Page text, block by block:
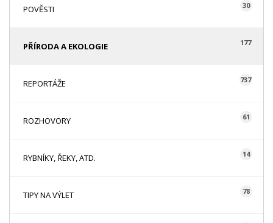
POVĚSTI 30
PŘÍRODA A EKOLOGIE 177
REPORTÁŽE 737
ROZHOVORY 61
RYBNÍKY, ŘEKY, ATD. 14
TIPY NA VÝLET 78